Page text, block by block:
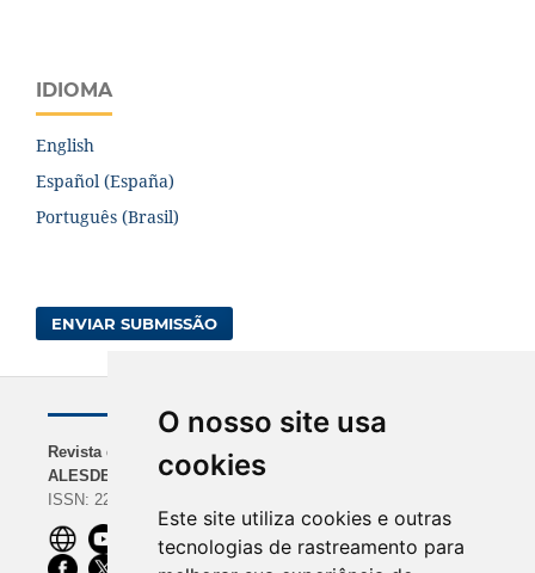
O nosso site usa
cookies
Este site utiliza cookies e outras
tecnologias de rastreamento para
IDIOMA
English
Español (España)
Português (Brasil)
ENVIAR SUBMISSÃO
Revista da
ALESDE
ISSN: 2238-0000
NAVEGAÇÃO
Sobre a Revista
Autores
Equipe Editorial
ROAD | Dimensions |
CiteFactor